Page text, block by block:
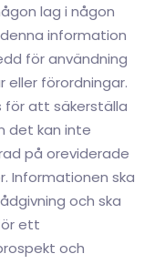
lag i någon
information
för användning
eller förordningar.
för att säkerställa
det kan inte
på oreviderade
Informationen ska
och ska
ett
och